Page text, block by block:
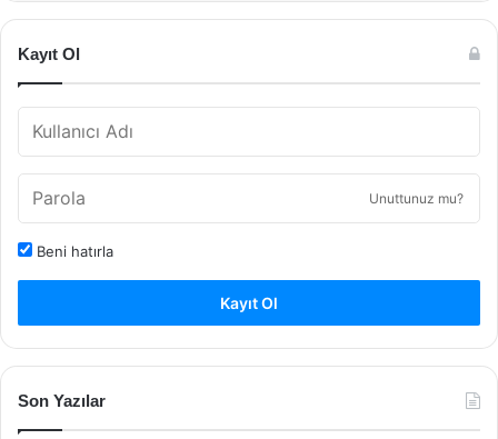
Kayıt Ol
Unuttunuz mu?
Beni hatırla
Kayıt Ol
Son Yazılar